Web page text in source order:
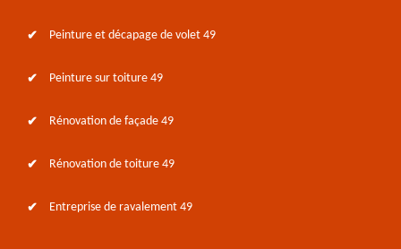
Peinture et décapage de volet 49
Peinture sur toiture 49
Rénovation de façade 49
Rénovation de toiture 49
Entreprise de ravalement 49